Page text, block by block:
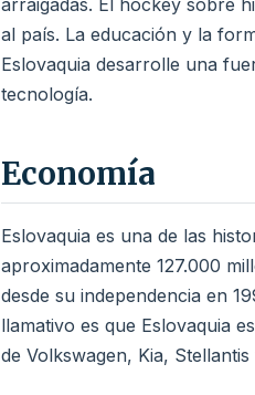
arraigadas. El hockey sobre
al país. La educación y la
Eslovaquia desarrolle una
tecnología.
Economía
Eslovaquia es una de las
aproximadamente 127.000
desde su independencia en
llamativo es que Eslovaquia
de Volkswagen, Kia,